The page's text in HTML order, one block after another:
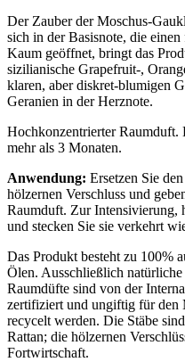
Der Zauber der Moschus-
sich in der Basisnote, die
Kaum geöffnet, bringt das
sizilianische Grapefruit-,
klaren, aber diskret-blumigen
Geranien in der Herznote.
Hochkonzentrierter
mehr als 3 Monaten.
Anwendung: Ersetzen Sie
hölzernen Verschluss und
Raumduft. Zur Intensivierung,
und stecken Sie sie verkehrt
Das Produkt besteht zu 100%
Ölen. Ausschließlich
Raumdüfte sind von der
zertifiziert und ungiftig für den
recycelt werden. Die Stäbe
Rattan; die hölzernen
Fortwirtschaft.